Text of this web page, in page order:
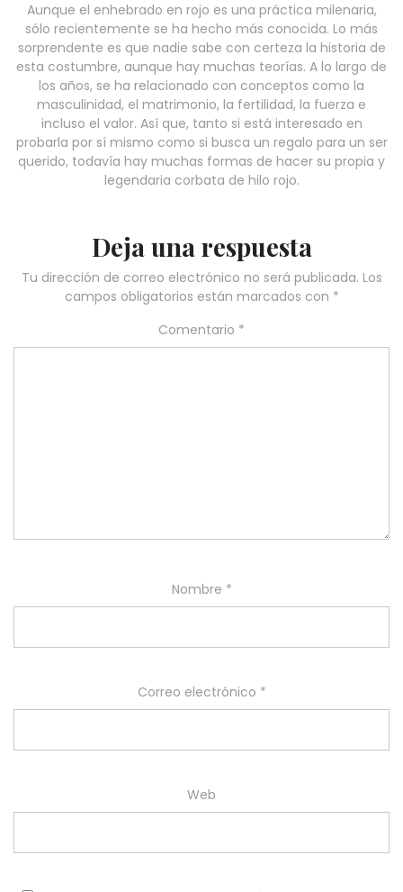
Aunque el enhebrado en rojo es una práctica milenaria,
sólo recientemente se ha hecho más conocida. Lo más
sorprendente es que nadie sabe con certeza la historia de
esta costumbre, aunque hay muchas teorías. A lo largo de
los años, se ha relacionado con conceptos como la
masculinidad, el matrimonio, la fertilidad, la fuerza e
incluso el valor. Así que, tanto si está interesado en
probarla por sí mismo como si busca un regalo para un ser
querido, todavía hay muchas formas de hacer su propia y
legendaria corbata de hilo rojo.
Deja una respuesta
Tu dirección de correo electrónico no será publicada. Los
campos obligatorios están marcados con *
Comentario *
Nombre *
Correo electrónico *
Web